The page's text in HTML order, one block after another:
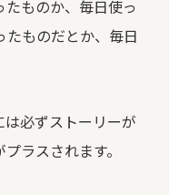
ものか、毎日使っ
ものだとか、毎日
必ずストーリーが
ラスされます。